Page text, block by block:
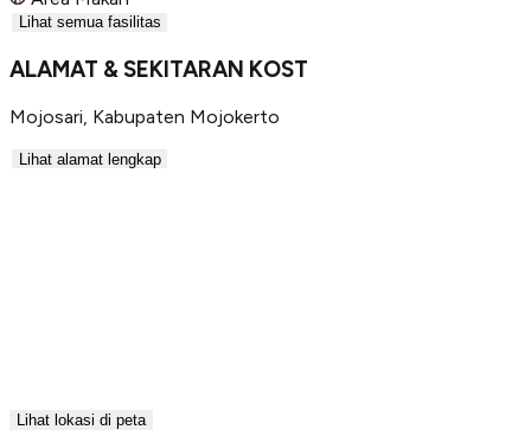
Lihat semua fasilitas
ALAMAT & SEKITARAN KOST
Mojosari, Kabupaten Mojokerto
Lihat alamat lengkap
Lihat lokasi di peta